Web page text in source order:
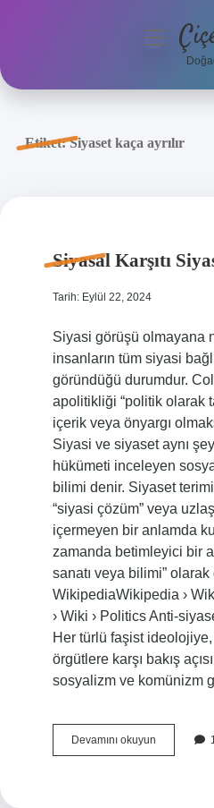
Anasayfa
menüyü
Etiket:Siyaset kaça ayrılır
Siyasal Karşıtı
Tarih: Eylül 22, 2024
Siyasi görüşü olmayana
insanların tüm siyasi
göründüğü durumdur.
apolitikliği “politik olarak
içerik veya önyargı
Siyasi ve siyaset aynı
hükümeti inceleyen
bilimi denir. Siyaset
“siyasi çözüm” veya
içermeyen bir anlamda
zamanda betimleyici bir
sanatı veya bilimi”
WikipediaWikipedia ›
› Wiki › Politics Anti-
Her türlü faşist
örgütlere karşı bakış
sosyalizm ve komünizm
Devamını okuyunSiyasal
Karşıtı